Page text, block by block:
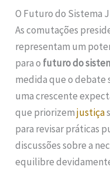
O Futuro do Sistema
As comutações
representam um
para o futuro do
medida que o debate
uma crescente
que priorizemjustiça
para revisar práticas
discussões sobre a
equilibre